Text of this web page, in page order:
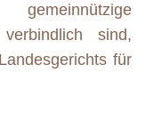
verbindlich sind,
für